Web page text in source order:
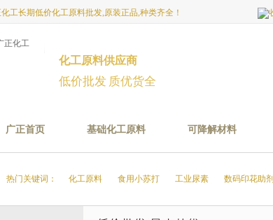
化工长期低价化工原料批发,原装正品,种类齐全！
化工原料供应商
低价批发 质优货全
广正首页 基础化工原料 可降解材料
热门关键词： 化工原料 食用小苏打 工业尿素 数码印花助剂